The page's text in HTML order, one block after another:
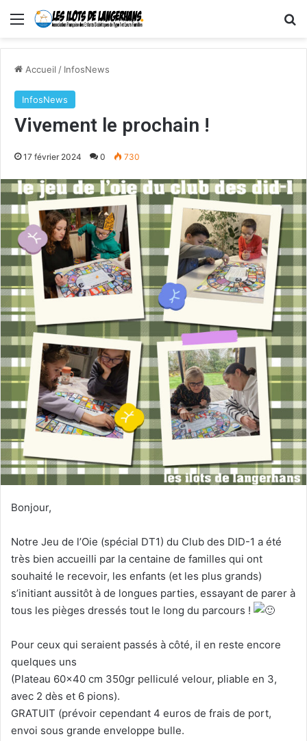
Menu
Accueil / InfosNews
InfosNews
Vivement le prochain !
17 février 2024 0 730
Bonjour,
Notre Jeu de l’Oie (spécial DT1) du Club des DID-1 a été
très bien accueilli par la centaine de familles qui ont
souhaité le recevoir, les enfants (et les plus grands)
s’initiant aussitôt à de longues parties, essayant de parer à
tous les pièges dressés tout le long du parcours !
Pour ceux qui seraient passés à côté, il en reste encore
quelques uns
(Plateau 60×40 cm 350gr pelliculé velour, pliable en 3,
avec 2 dès et 6 pions).
GRATUIT (prévoir cependant 4 euros de frais de port,
envoi sous grande enveloppe bulle.